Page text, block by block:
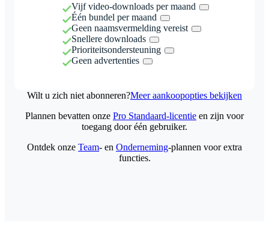
Vijf video-downloads per maand
Één bundel per maand
Geen naamsvermelding vereist
Snellere downloads
Prioriteitsondersteuning
Geen advertenties
Wilt u zich niet abonneren?Meer aankoopopties bekijken
Plannen bevatten onze Pro Standaard-licentie en zijn voor
toegang door één gebruiker.
Ontdek onze Team- en Onderneming-plannen voor extra
functies.